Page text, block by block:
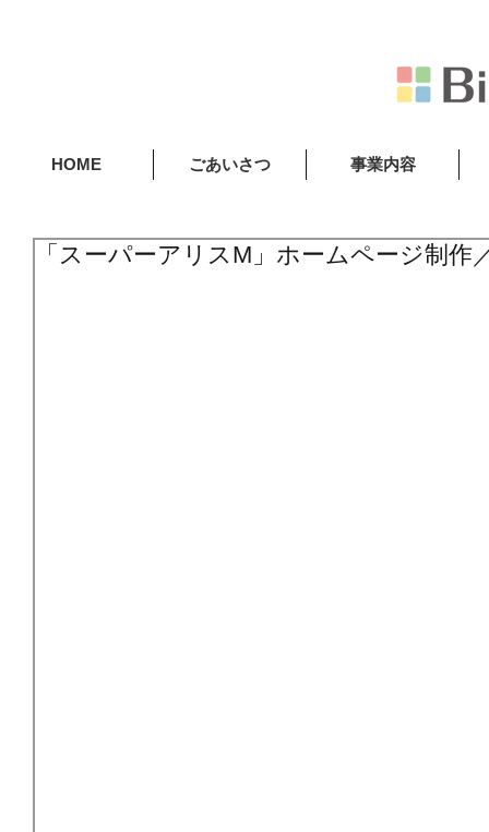
HOME ごあいさつ 事業内容
「スーパーアリスM」ホームページ制作